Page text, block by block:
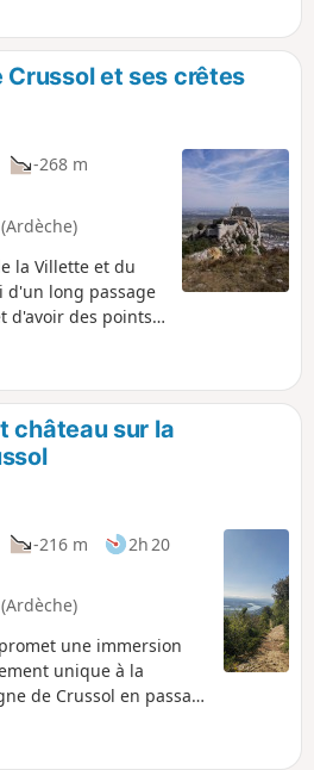
Vous
la grande
végétation très
option (1/2h
permet de
Fauconnières.
Crussol et ses crêtes
-268 m
la Villette et du
d'un long passage
d'avoir des points
château sur la
-216 m
2h 20
une immersion
unique à la
de Crussol en passant
sur la vallée du